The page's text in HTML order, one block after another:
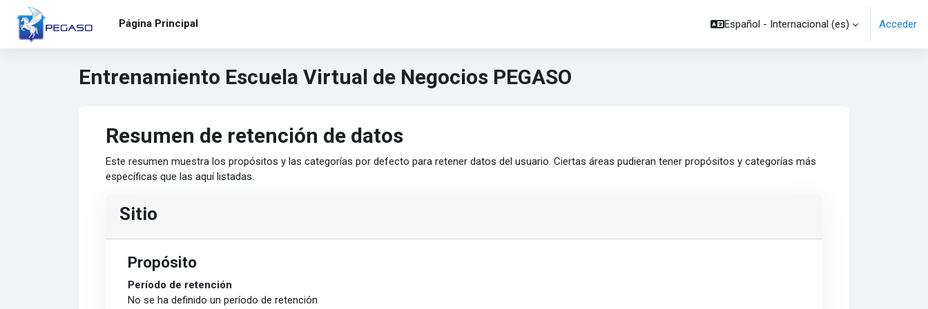
Salta al contenido principal
Página Principal
Español - Internacional ‎(es)‎ Acceder
Entrenamiento Escuela Virtual de Negocios PEGASO
Resumen de retención de datos
Este resumen muestra los propósitos y las categorías por defecto para retener datos del usuario. Ciertas áreas pudieran tener propósitos y categorías más
específicas que las aquí listadas.
Sitio
Propósito
Período de retención
No se ha definido un período de retención